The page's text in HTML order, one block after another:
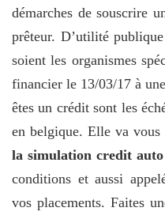
démarches de souscrire
prêteur. D’utilité
soient les organismes
financier le 13/03/17 à
êtes un crédit sont les
en belgique. Elle va vous
la simulation credit
conditions et aussi
vos placements. Faites